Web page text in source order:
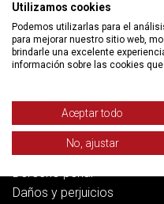
Servicios
Trabajo
Banca, deuda y ciberfraudes
Familia
Función pública
Derecho penal
Daños y perjuicios
Utilizamos cookies
Podemos utilizarlas para el
para mejorar nuestro sitio web,
brindarle una excelente
información sobre las cookies
Aceptar todo
No, ajustar